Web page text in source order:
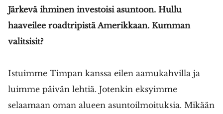
Järkevä ihminen investoisi asuntoon. Hullu
haaveilee roadtripistä Amerikkaan. Kumman
valitsisit?
Istuimme Timpan kanssa eilen aamukahvilla ja
luimme päivän lehtiä. Jotenkin eksyimme
selaamaan oman alueen asuntoilmoituksia. Mikään